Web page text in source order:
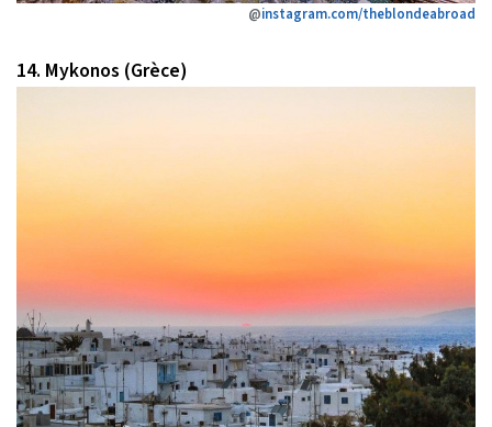
@instagram.com/theblondeabroad
14. Mykonos (Grèce)